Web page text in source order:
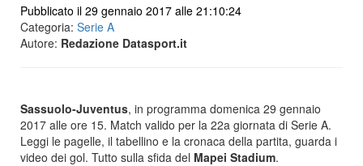
Pubblicato il 29 gennaio 2017 alle 21:10:24
Categoria: Serie A
Autore: Redazione Datasport.it
Sassuolo-Juventus, in programma domenica 29 gennaio
2017 alle ore 15. Match valido per la 22a giornata di Serie A.
Leggi le pagelle, il tabellino e la cronaca della partita, guarda i
video dei gol. Tutto sulla sfida del Mapei Stadium.